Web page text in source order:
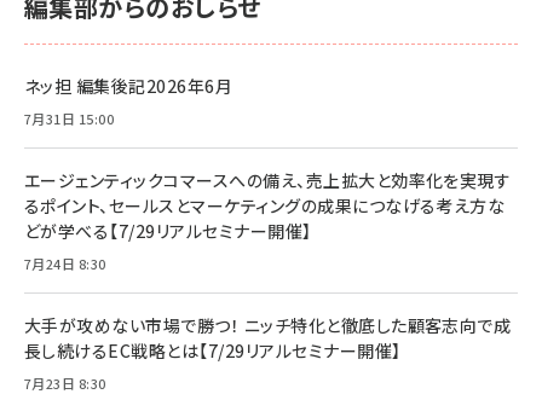
ネッ担 編集後記2026年6月
7月31日 15:00
エージェンティックコマースへの備え、売上拡大と効率化を実現す
るポイント、セールスとマーケティングの成果につなげる考え方な
どが学べる【7/29リアルセミナー開催】
7月24日 8:30
大手が攻めない市場で勝つ！ ニッチ特化と徹底した顧客志向で成
長し続けるEC戦略とは【7/29リアルセミナー開催】
7月23日 8:30